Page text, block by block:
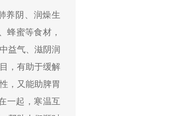
养阴、润燥生
蜂蜜等食材，
益气、滋阴润
，有助于缓解
，又能助脾胃
一起，寒温互